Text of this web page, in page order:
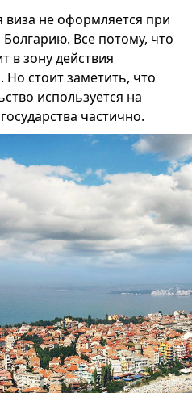
не оформляется при
Все потому, что
в зону действия
Но стоит заметить, что
используется на
частично.